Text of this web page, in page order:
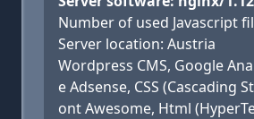
Number of used Javascript
Server location: Austria
Wordpress CMS, Google
e Adsense, CSS (Cascading
ont Awesome, Html